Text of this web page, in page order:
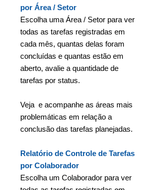
por Área / Setor
Escolha uma Área / Setor para ver
todas as tarefas registradas em
cada mês, quantas delas foram
concluídas e quantas estão em
aberto, avalie a quantidade de
tarefas por status.
Veja e acompanhe as áreas mais
problemáticas em relação a
conclusão das tarefas planejadas.
Relatório de Controle de Tarefas
por Colaborador
Escolha um Colaborador para ver